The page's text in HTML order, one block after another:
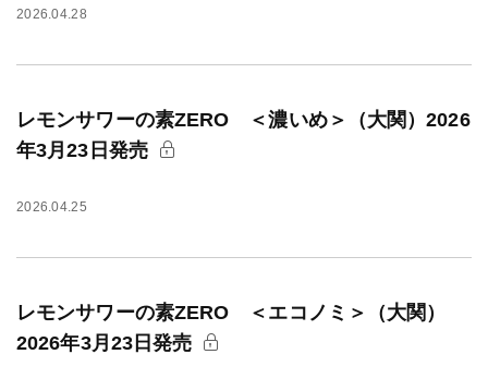
2026.04.28
レモンサワーの素ZERO ＜濃いめ＞（大関）2026
年3月23日発売
2026.04.25
レモンサワーの素ZERO ＜エコノミ＞（大関）
2026年3月23日発売